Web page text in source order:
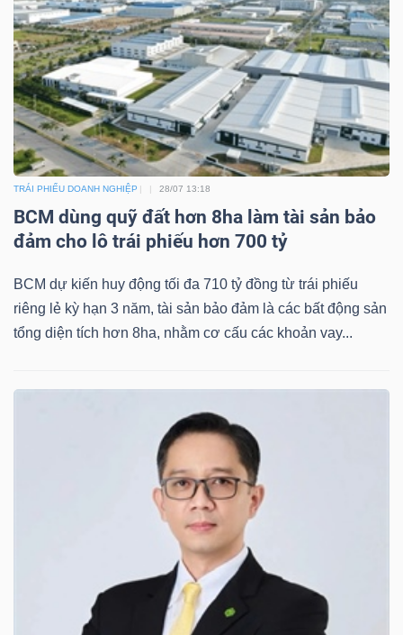
TRÁI PHIẾU DOANH NGHIỆP 28/07 13:18
BCM dùng quỹ đất hơn 8ha làm tài sản bảo
đảm cho lô trái phiếu hơn 700 tỷ
BCM dự kiến huy động tối đa 710 tỷ đồng từ trái phiếu
riêng lẻ kỳ hạn 3 năm, tài sản bảo đảm là các bất động sản
tổng diện tích hơn 8ha, nhằm cơ cấu các khoản vay...
CHĂM
SÓC
SỨC
KHỎE
TÀI
CHÍNH